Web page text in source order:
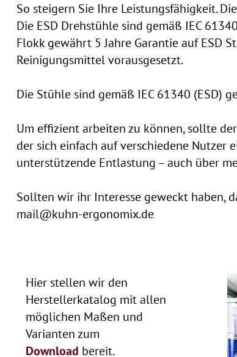
So steigern Sie Ihre Leistungsfähigkeit.
Die ESD Drehstühle sind gemäß IEC
Flokk gewährt 5 Jahre Garantie auf ESD
Reinigungsmittel vorausgesetzt.
Die Stühle sind gemäß IEC 61340 (ESD)
Um effizient arbeiten zu können, sollte
der sich einfach auf verschiedene
unterstützende Entlastung – auch über
Sollten wir ihr Interesse geweckt haben,
mail@kuhn-ergonomix.de
Hier stellen wir den
Herstellerkatalog mit allen
möglichen Maßen und
Varianten zum
Download bereit.